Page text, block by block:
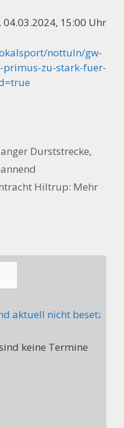
15:00 Uhr
nottuln/gw-
zu-stark-fuer-
Durststrecke,
Hiltrup: Mehr
nicht besetzt:
keine Termine